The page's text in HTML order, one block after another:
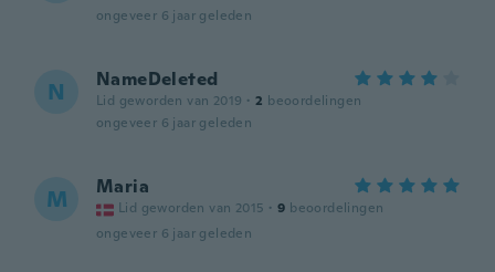
ongeveer 6 jaar geleden
N NameDeleted
Lid geworden van 2019 · 2 beoordelingen
ongeveer 6 jaar geleden
M Maria
Lid geworden van 2015 · 9 beoordelingen
ongeveer 6 jaar geleden